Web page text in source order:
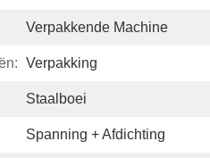
Verpakkende Machine
Verpakking
Staalboei
Spanning + Afdichting